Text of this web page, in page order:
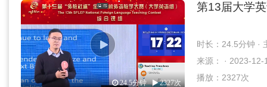
24.5分钟 2327次
第13届大学
时长：24.5分钟 ·
来源： · 2023-12-
播放：2327次